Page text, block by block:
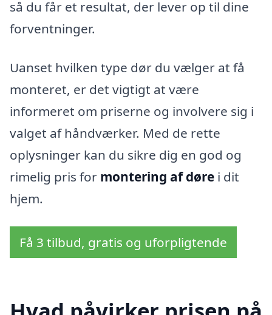
så du får et resultat, der lever op til dine
forventninger.
Uanset hvilken type dør du vælger at få
monteret, er det vigtigt at være
informeret om priserne og involvere sig i
valget af håndværker. Med de rette
oplysninger kan du sikre dig en god og
rimelig pris for montering af døre i dit
hjem.
Få 3 tilbud, gratis og uforpligtende